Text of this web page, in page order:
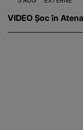
VIDEO Șoc în